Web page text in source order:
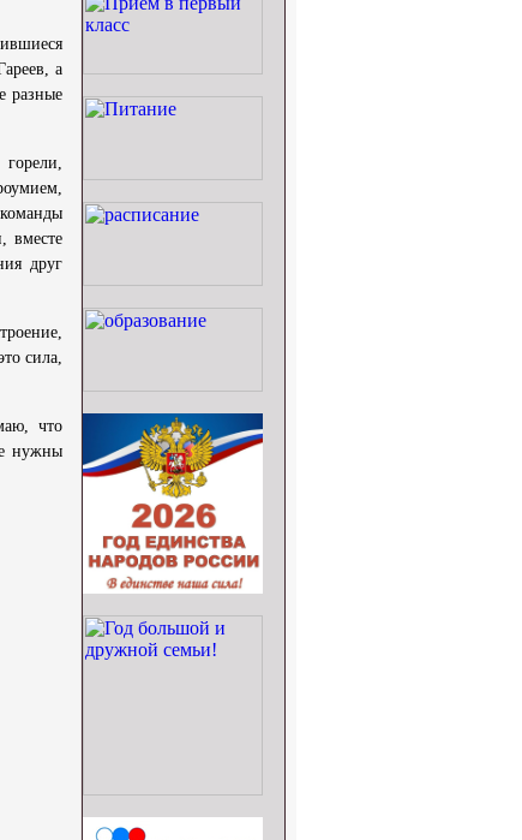
а
разные
вместе
друг
сила,
что
нужны